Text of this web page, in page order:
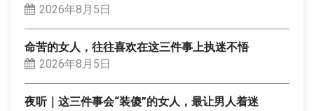
2026年8月5日
命苦的女人，往往喜欢在这三件事上执迷不悟
2026年8月5日
夜听｜这三件事会“装傻”的女人，最让男人着迷